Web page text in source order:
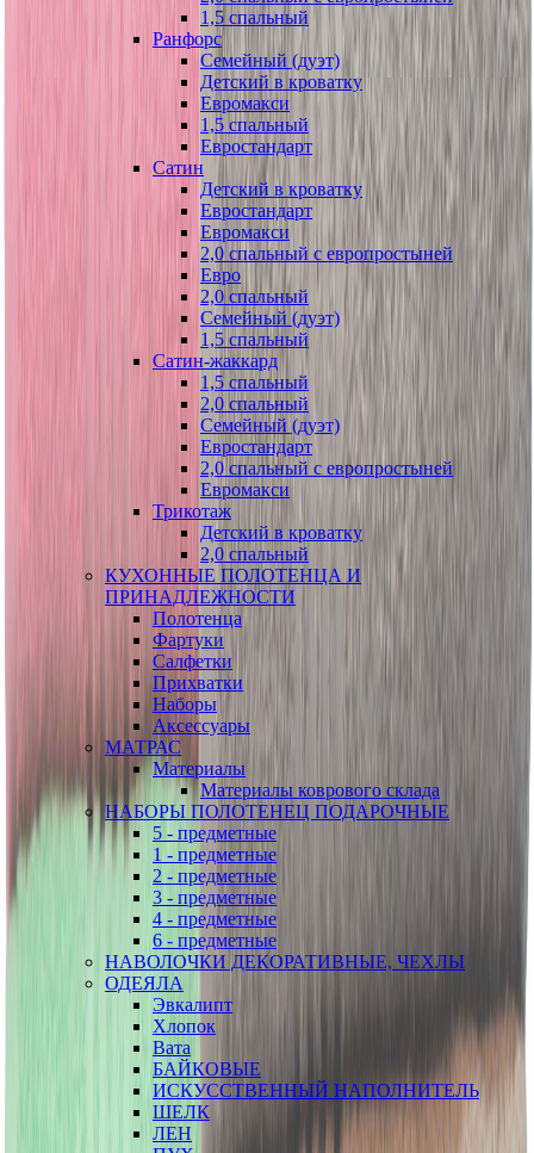
1,5 спальный
Ранфорс
Семейный (дуэт)
Детский в кроватку
Евромакси
1,5 спальный
Евростандарт
Сатин
Детский в кроватку
Евростандарт
Евромакси
2,0 спальный с европростыней
Евро
2,0 спальный
Семейный (дуэт)
1,5 спальный
Сатин-жаккард
1,5 спальный
2,0 спальный
Семейный (дуэт)
Евростандарт
2,0 спальный с европростыней
Евромакси
Трикотаж
Детский в кроватку
2,0 спальный
КУХОННЫЕ ПОЛОТЕНЦА И
ПРИНАДЛЕЖНОСТИ
Полотенца
Фартуки
Салфетки
Прихватки
Наборы
Аксессуары
МАТРАС
Материалы
Материалы коврового склада
НАБОРЫ ПОЛОТЕНЕЦ ПОДАРОЧНЫЕ
5 - предметные
1 - предметные
2 - предметные
3 - предметные
4 - предметные
6 - предметные
НАВОЛОЧКИ ДЕКОРАТИВНЫЕ, ЧЕХЛЫ
ОДЕЯЛА
Эвкалипт
Хлопок
Вата
БАЙКОВЫЕ
ИСКУССТВЕННЫЙ НАПОЛНИТЕЛЬ
ШЕЛК
ЛЕН